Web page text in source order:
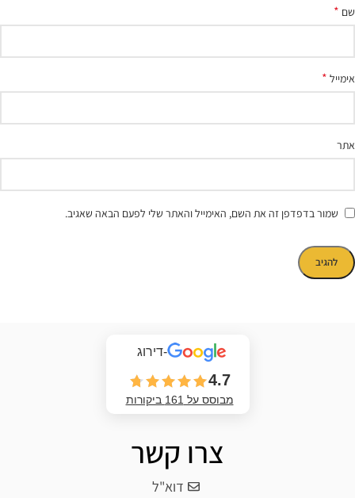
שם *
אימייל *
אתר
שמור בדפדפן זה את השם, האימייל והאתר שלי לפעם הבאה שאגיב.
צרו קשר
דוא"ל
-דירוג
4.7
מבוסס על 161 ביקורות